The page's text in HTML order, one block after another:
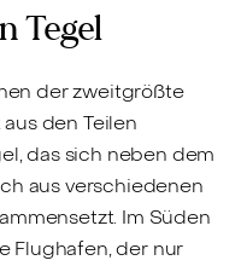
Tegel
der zweitgrößte
den Teilen
das sich neben dem
aus verschiedenen
Im Süden
Flughafen, der nur